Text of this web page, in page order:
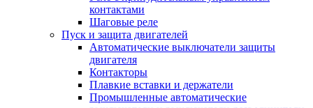
контактами
Шаговые реле
Пуск и защита двигателей
Автоматические выключатели защиты
двигателя
Контакторы
Плавкие вставки и держатели
Промышленные автоматические